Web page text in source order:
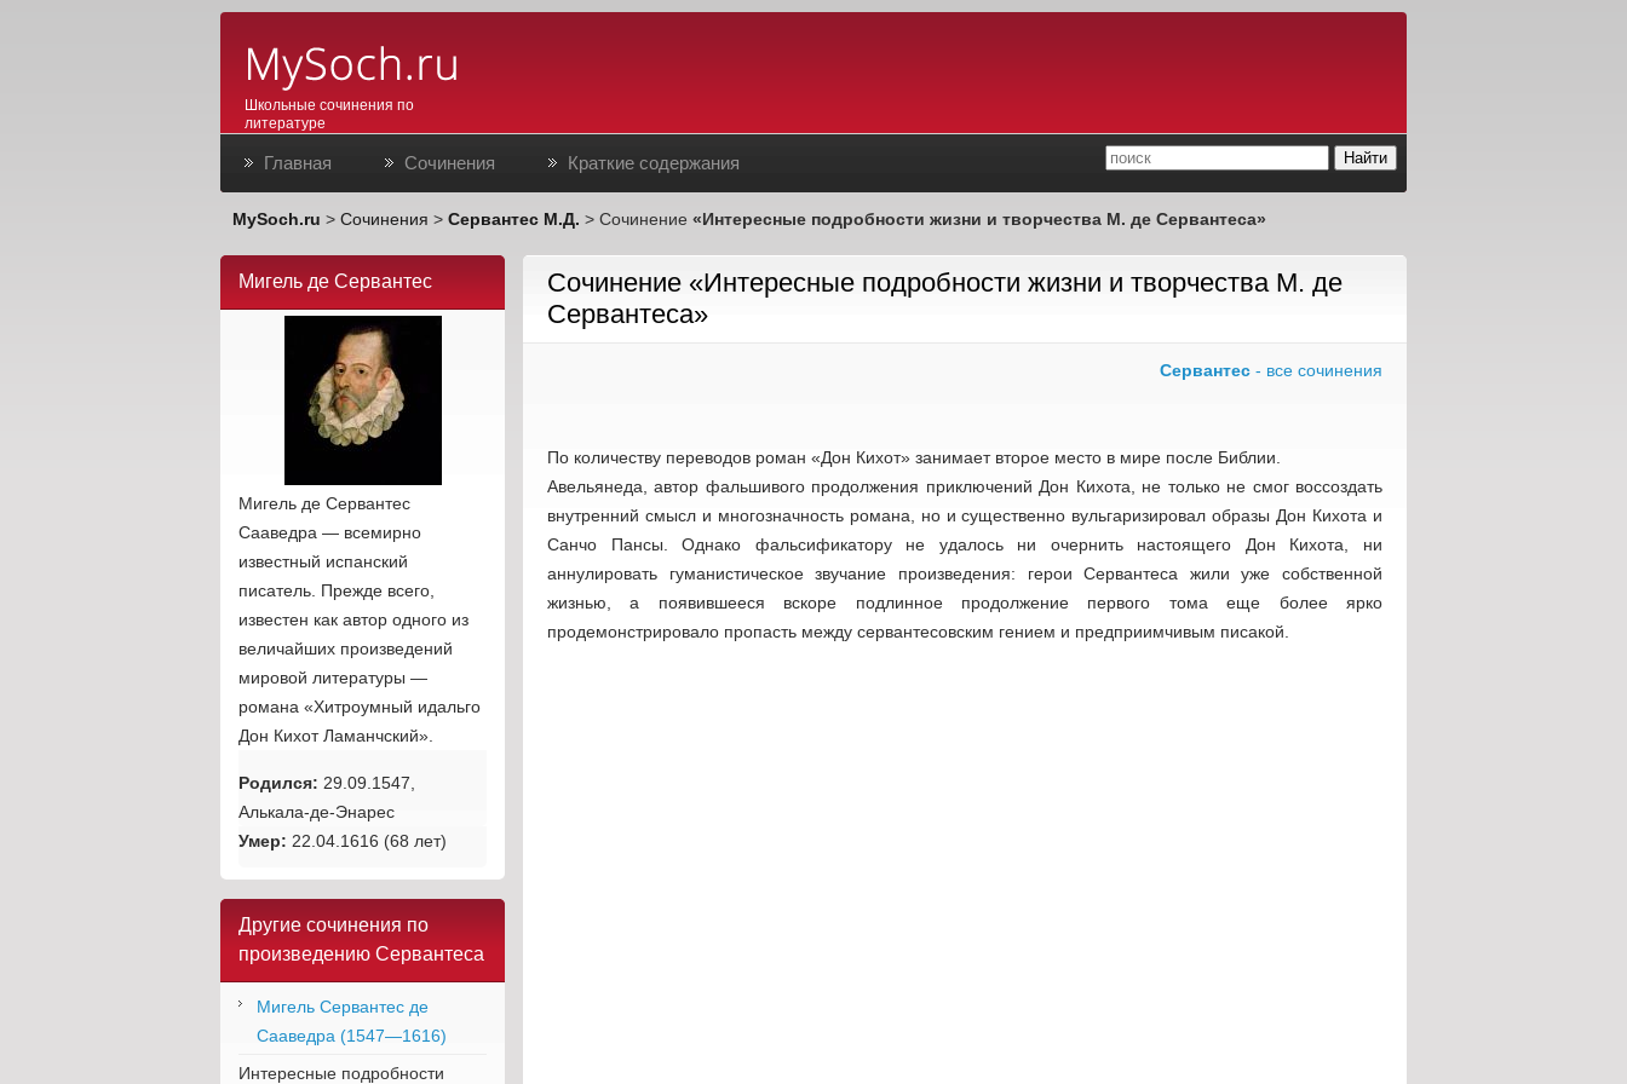
Школьные сочинения по
литературе
Главная Сочинения Краткие содержания
MySoch.ru > Сочинения > Сервантес М.Д. > Сочинение «Интересные подробности жизни и творчества М. де Сервантеса»
Мигель де Сервантес
Мигель де Сервантес
Сааведра — всемирно
известный испанский
писатель. Прежде всего,
известен как автор одного из
величайших произведений
мировой литературы —
романа «Хитроумный идальго
Дон Кихот Ламанчский».
Родился: 29.09.1547,
Алькала-де-Энарес
Умер: 22.04.1616 (68 лет)
Другие сочинения по
произведению Сервантеса
Мигель Сервантес де
Сааведра (1547—1616)
Интересные подробности
Сочинение «Интересные подробности жизни и творчества М. де
Сервантеса»
Сервантес - все сочинения
По количеству переводов роман «Дон Кихот» занимает второе место в мире после Библии.
Авельянеда, автор фальшивого продолжения приключений Дон Кихота, не только не смог воссоздать
внутренний смысл и многозначность романа, но и существенно вульгаризировал образы Дон Кихота и
Санчо Пансы. Однако фальсификатору не удалось ни очернить настоящего Дон Кихота, ни
аннулировать гуманистическое звучание произведения: герои Сервантеса жили уже собственной
жизнью, а появившееся вскоре подлинное продолжение первого тома еще более ярко
продемонстрировало пропасть между сервантесовским гением и предприимчивым писакой.